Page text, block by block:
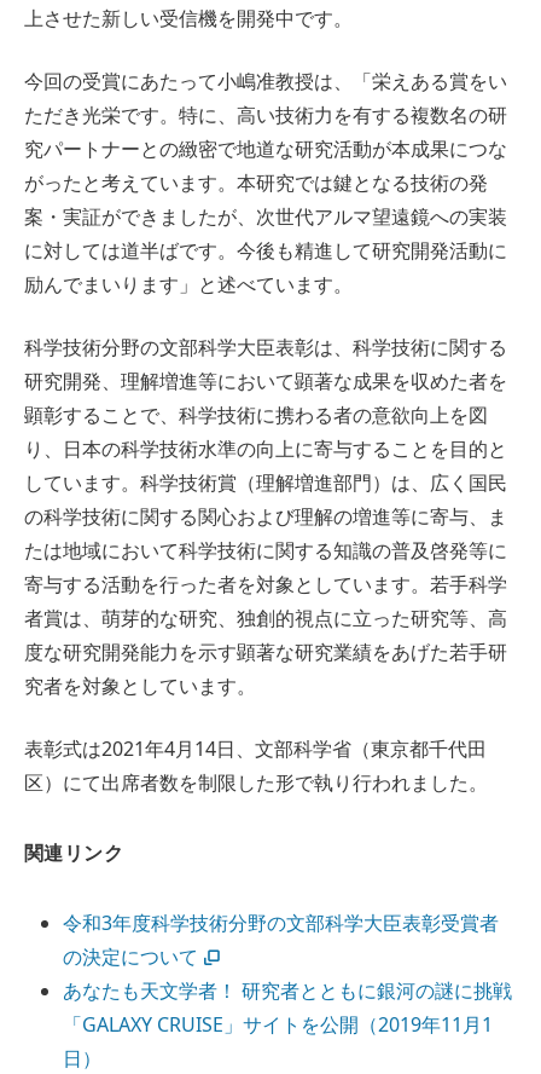
上させた新しい受信機を開発中です。
今回の受賞にあたって小嶋准教授は、「栄えある賞をい
ただき光栄です。特に、高い技術力を有する複数名の研
究パートナーとの緻密で地道な研究活動が本成果につな
がったと考えています。本研究では鍵となる技術の発
案・実証ができましたが、次世代アルマ望遠鏡への実装
に対しては道半ばです。今後も精進して研究開発活動に
励んでまいります」と述べています。
科学技術分野の文部科学大臣表彰は、科学技術に関する
研究開発、理解増進等において顕著な成果を収めた者を
顕彰することで、科学技術に携わる者の意欲向上を図
り、日本の科学技術水準の向上に寄与することを目的と
しています。科学技術賞（理解増進部門）は、広く国民
の科学技術に関する関心および理解の増進等に寄与、ま
たは地域において科学技術に関する知識の普及啓発等に
寄与する活動を行った者を対象としています。若手科学
者賞は、萌芽的な研究、独創的視点に立った研究等、高
度な研究開発能力を示す顕著な研究業績をあげた若手研
究者を対象としています。
表彰式は2021年4月14日、文部科学省（東京都千代田
区）にて出席者数を制限した形で執り行われました。
関連リンク
令和3年度科学技術分野の文部科学大臣表彰受賞者
の決定について
あなたも天文学者！ 研究者とともに銀河の謎に挑戦
「GALAXY CRUISE」サイトを公開（2019年11月1
日）